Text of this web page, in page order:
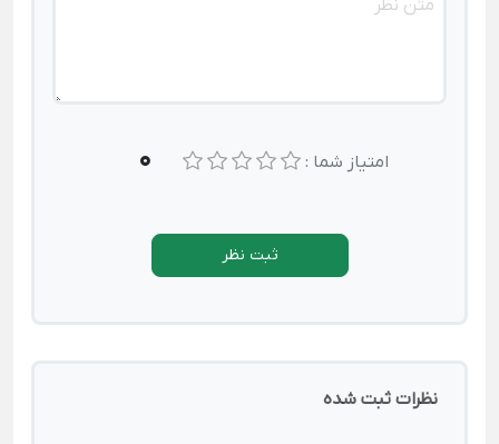
امتیاز شما : 0
ثبت نظر
نظرات ثبت شده